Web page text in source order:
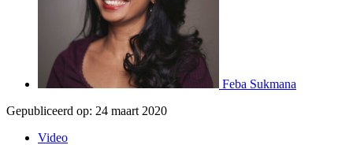
Feba Sukmana
Gepubliceerd op: 24 maart 2020
Video